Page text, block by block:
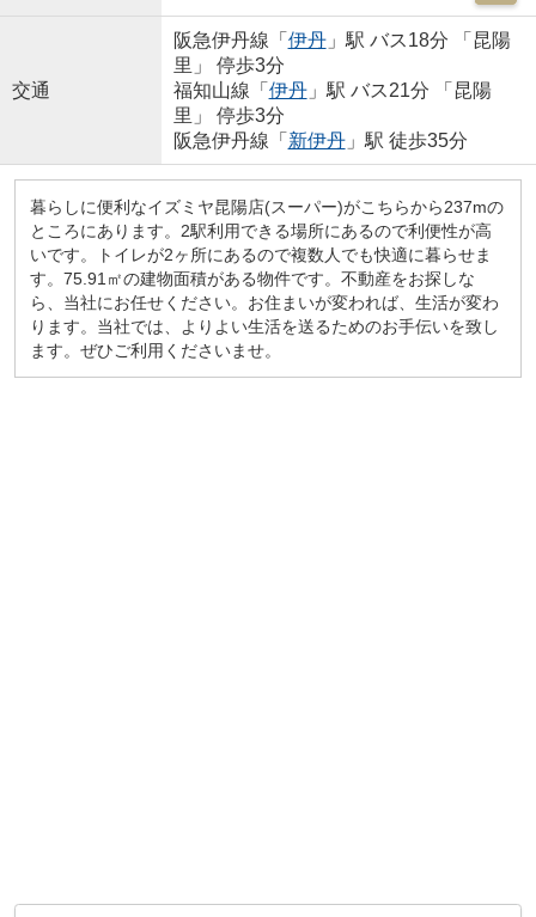
交通
阪急伊丹線「 伊丹」駅 バス18分 「昆陽
里」 停歩3分
福知山線「 伊丹」駅 バス21分 「昆陽
里」 停歩3分
阪急伊丹線「 新伊丹」駅 徒歩35分
暮らしに便利なイズミヤ昆陽店(スーパー)がこちらから237mの
ところにあります。2駅利用できる場所にあるので利便性が高
いです。トイレが2ヶ所にあるので複数人でも快適に暮らせま
す。75.91㎡の建物面積がある物件です。不動産をお探しな
ら、当社にお任せください。お住まいが変われば、生活が変わ
ります。当社では、よりよい生活を送るためのお手伝いを致し
ます。ぜひご利用くださいませ。